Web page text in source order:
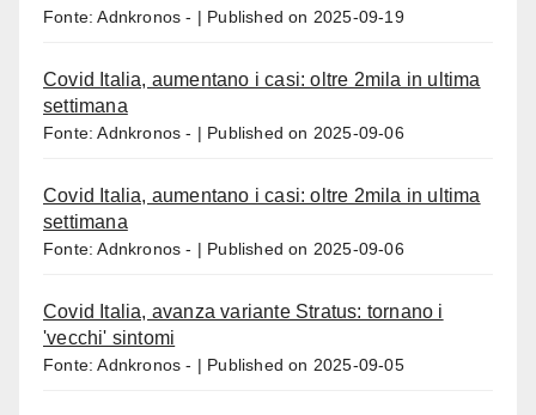
Fonte: Adnkronos - Published on 2025-09-19
Covid Italia, aumentano i casi: oltre 2mila in ultima
settimana
Fonte: Adnkronos - Published on 2025-09-06
Covid Italia, aumentano i casi: oltre 2mila in ultima
settimana
Fonte: Adnkronos - Published on 2025-09-06
Covid Italia, avanza variante Stratus: tornano i
'vecchi' sintomi
Fonte: Adnkronos - Published on 2025-09-05